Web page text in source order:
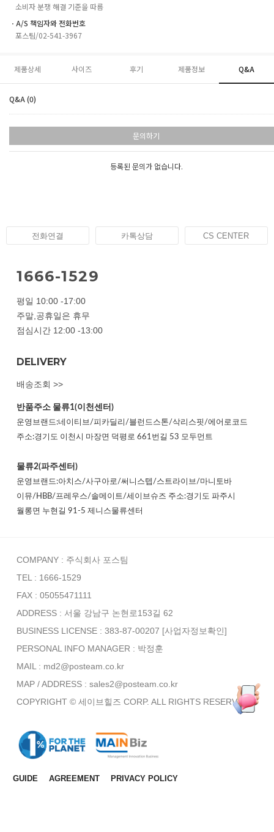
소비자 분쟁 해결 기준을 따름
ㆍA/S 책임자와 전화번호
포스팀/02-541-3967
제품상세 사이즈 후기 제품정보 Q&A
Q&A (0)
문의하기
등록된 문의가 없습니다.
전화연결 카톡상담 CS CENTER
1666-1529
평일 10:00 -17:00
주말,공휴일은 휴무
점심시간 12:00 -13:00
DELIVERY
배송조회 >>
반품주소 물류1(이천센터)
운영브랜드:네이티브/피카딜리/블런드스톤/삭리스핏/에어로코드
주소:경기도 이천시 마장면 덕평로 661번길 53 모두먼트
물류2(파주센터)
운영브랜드:아치스/사구아로/써니스텝/스트라이브/마니토바
이뮤/HBB/프레우스/솔메이트/세이브슈즈 주소:경기도 파주시
월롱면 누현길 91-5 제니스물류센터
COMPANY : 주식회사 포스팀
TEL : 1666-1529
FAX : 05055471111
ADDRESS : 서울 강남구 논현로153길 62
BUSINESS LICENSE : 383-87-00207 [사업자정보확인]
PERSONAL INFO MANAGER : 박정훈
MAIL : md2@posteam.co.kr
MAP / ADDRESS : sales2@posteam.co.kr
COPYRIGHT © 세이브힐즈 CORP. ALL RIGHTS RESERVED.
GUIDE AGREEMENT PRIVACY POLICY